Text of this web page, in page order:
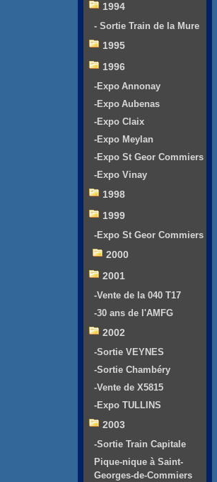
1994
- Sortie Train de la Mure
1995
1996
-Expo Annonay
-Expo Aubenas
-Expo Claix
-Expo Meylan
-Expo St Geor Commiers
-Expo Vinay
1998
1999
-Expo St Geor Commiers
2000
2001
-Vente de la 040 T17
-30 ans de l'AMFG
2002
-Sortie VEYNES
-Sortie Chambéry
-Vente de X5815
-Expo TULLINS
2003
-Sortie Train Capitale
Pique-nique à Saint-
Georges-de-Commiers